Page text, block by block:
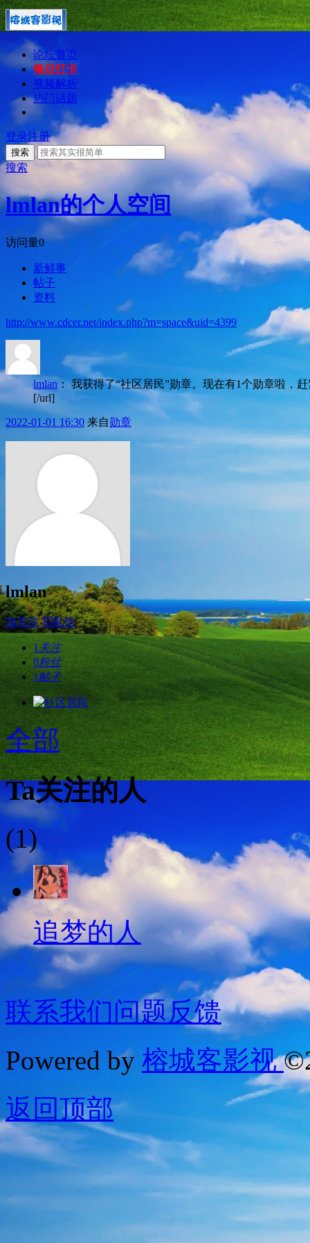
论坛首页
每日打卡
视频解析
热门话题
登录注册
搜索
搜索
lmlan的个人空间
访问量0
新鲜事
帖子
资料
http://www.cdcer.net/index.php?m=space&uid=4399
lmlan ：我获得了“社区居民”勋章。现在有1个勋章啦，赶
[/url]
2022-01-01 16:30 来自勋章
lmlan
加关注 写私信
1 关注
0粉丝
1 帖子
全部
Ta关注的人
(1)
追梦的人
联系我们问题反馈
Powered by 榕城客影视
返回顶部